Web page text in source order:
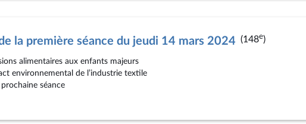
la première séance du jeudi 14 mars 2024 (148e)
alimentaires aux enfants majeurs
environnemental de l’industrie textile
séance